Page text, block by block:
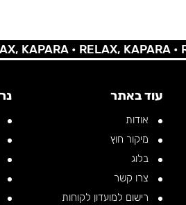
•RELAX, KAPARA •
עוד באתר
אודות
מיקור חוץ
בלוג
צרו קשר
רישום למועדון לקוחות